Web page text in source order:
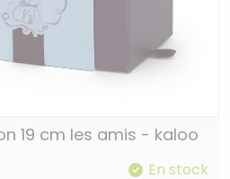
19 cm les amis - kaloo
En stock